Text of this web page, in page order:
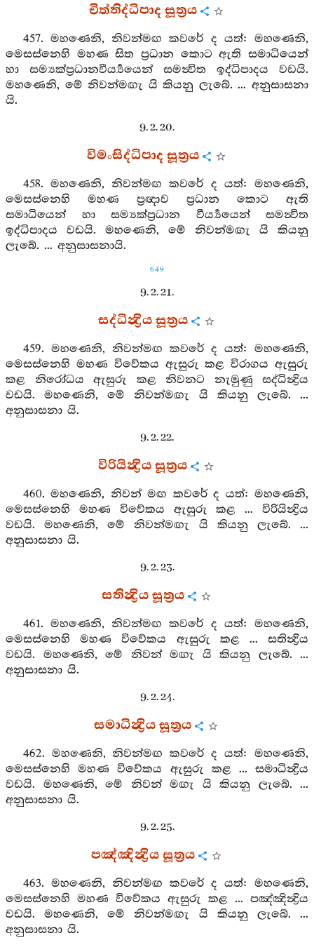
චිත්තිද්ධිපාද සූත්‍රය
457. මහණෙනි, නිවන්මඟ කවරේ ද යත්: මහණෙනි,
මෙසස්නෙහි මහණ සිත ප්‍රධාන කොට ඇති සමාධියෙන්
හා සම්‍යක්ප්‍රධානවීර්‍ය්‍යයෙන් සමන්‍විත ඉද්ධිපාදය වඩයි.
මහණෙනි, මේ නිවන්මඟැ යි කියනු ලැබේ. ... අනුසාසනා
යි.
9. 2. 20.
විමංසිද්ධිපාද සූත්‍රය
458. මහණෙනි, නිවන්මඟ කවරේ ද යත්: මහණෙනි,
මෙසස්නෙහි මහණ ප්‍රඥාව ප්‍රධාන කොට ඇති
සමාධියෙන් හා සම්‍යක්ප්‍රධාන වීර්‍ය්‍යයෙන් සමන්‍විත
ඉද්ධිපාදය වඩයි. මහණෙනි, මේ නිවන්මඟැ යි කියනු
ලැබේ. ... අනුසාසනායි.
649
9. 2. 21.
සද්ධින්‍ද්‍රිය සූත්‍රය
459. මහණෙනි, නිවන්මඟ කවරේ ද යත්: මහණෙනි,
මෙසස්නෙහි මහණ විවේකය ඇසුරු කළ විරාගය ඇසුරු
කළ නිරෝධය ඇසුරු කළ නිවනට නැමුණු සද්ධින්‍ද්‍රිය
වඩයි. මහණෙනි, මේ නිවන්මඟැ යි කියනු ලැබේ. ...
අනුසාසනා යි.
9. 2. 22.
විරියින්‍ද්‍රිය සූත්‍රය
460. මහණෙනි, නිවන් මඟ කවරේ ද යත්: මහණෙනි,
මෙසස්නෙහි මහණ විවේකය ඇසුරු කළ ... විරියින්‍ද්‍රිය
වඩයි. මහණෙනි, මේ නිවන්මඟැ යි කියනු ලැබේ. ...
අනුසාසනා යි.
9. 2. 23.
සතින්‍ද්‍රිය සූත්‍රය
461. මහණෙනි, නිවන්මඟ කවරේ ද යත්: මහණෙනි,
මෙසස්නෙහි මහණ විවේකය ඇසුරු කළ ... සතින්‍ද්‍රිය
වඩයි. මහණෙනි, මේ නිවන් මඟැ යි කියනු ලැබේ. ...
අනුසාසනා යි.
9. 2. 24.
සමාධින්‍ද්‍රිය සූත්‍රය
462. මහණෙනි, නිවන්මඟ කවරේ ද යත්: මහණෙනි,
මෙසස්නෙහි මහණ විවේකය ඇසුරු කළ ... සමාධින්‍ද්‍රිය
වඩයි. මහණෙනි, මේ නිවන් මඟැ යි කියනු ලැබේ. ...
අනුසාසනා යි.
9. 2. 25.
පඤ්ඤින්‍ද්‍රිය සූත්‍රය
463. මහණෙනි, නිවන්මඟ කවරේ ද යත්: මහණෙනි,
මෙසස්නෙහි මහණ විවේකය ඇසුරු කළ ... පඤ්ඤින්‍ද්‍රිය
වඩයි. මහණෙනි, මේ නිවන්මඟැ යි කියනු ලැබේ. ...
අනුසාසනා යි.